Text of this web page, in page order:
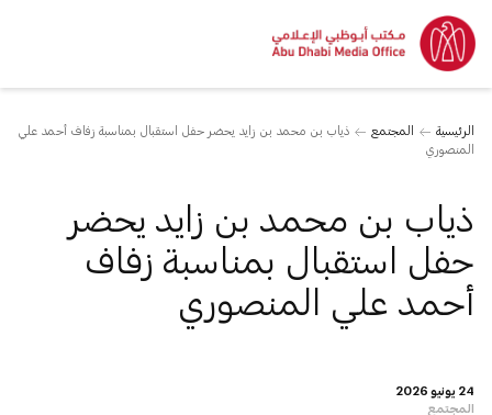
الرئيسية المجتمع
ذياب بن محمد بن زايد يحضر حفل استقبال بمناسبة زفاف أحمد علي
المنصوري
24 يونيو 2026
المجتمع
ذياب بن محمد بن زايد يحضر
حفل استقبال بمناسبة زفاف
أحمد علي المنصوري